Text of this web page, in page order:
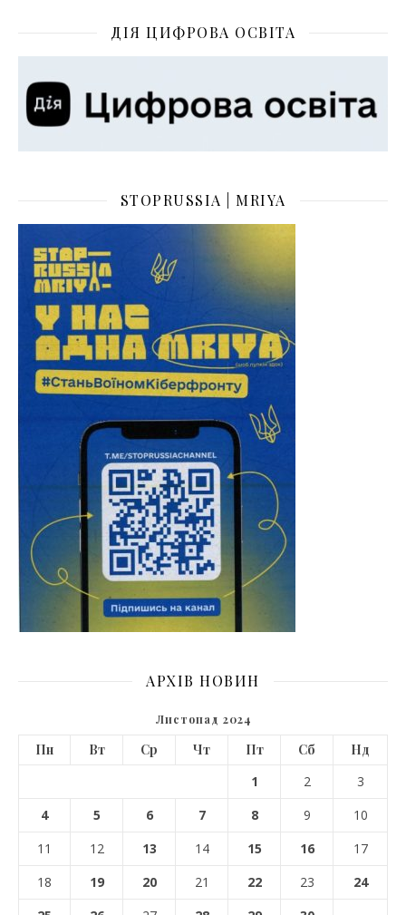
ДІЯ ЦИФРОВА ОСВІТА
STOPRUSSIA | MRIYA
АРХІВ НОВИН
Листопад 2024
Пн Вт Ср Чт Пт Сб
Нд
1
2
3
4
5 6 7 8 9
10
11
12 13 14 15 16
17
18
19 20 21 22 23
24